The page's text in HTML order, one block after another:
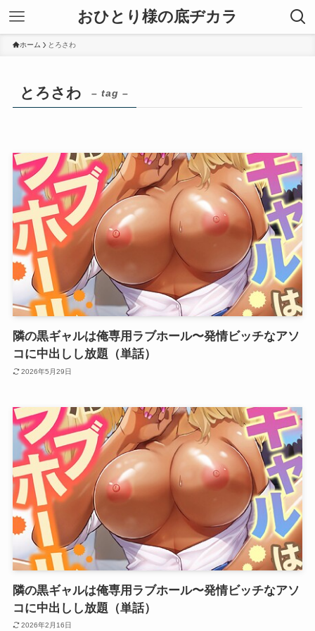
おひとり様の底ヂカラ
ホーム とろさわ
とろさわ – tag –
隣の黒ギャルは俺専用ラブホール〜発情ビッチなアソ
コに中出しし放題（単話）
2026年5月29日
隣の黒ギャルは俺専用ラブホール〜発情ビッチなアソ
コに中出しし放題（単話）
2026年2月16日